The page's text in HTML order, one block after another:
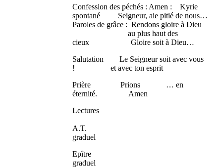
Confession des péchés : Amen : Kyrie
spontané Seigneur, aie pitié de nous…
Paroles de grâce : Rendons gloire à Dieu
au plus haut des
cieux Gloire soit à Dieu…
Salutation Le Seigneur soit avec vous
! et avec ton esprit
Prière Prions … en
éternité. Amen
Lectures
graduel
graduel